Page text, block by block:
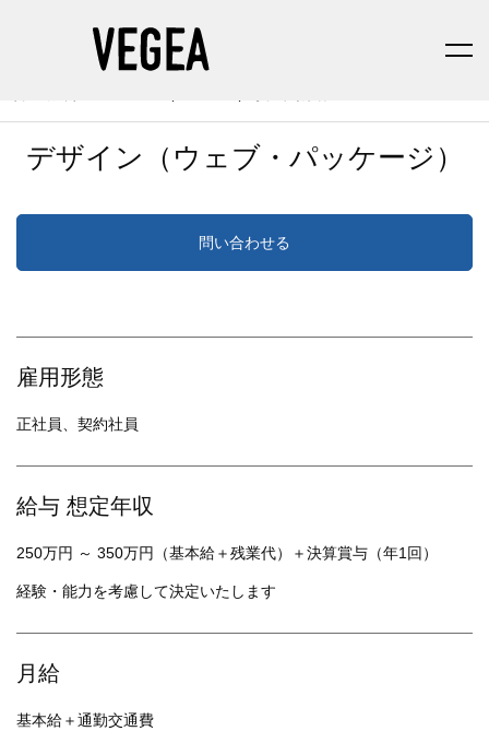
デザイン（ウェブ・パッケージ）
問い合わせる
雇用形態
正社員、契約社員
給与 想定年収
250万円 ～ 350万円（基本給＋残業代）＋決算賞与（年1回）
経験・能力を考慮して決定いたします
月給
基本給＋通勤交通費